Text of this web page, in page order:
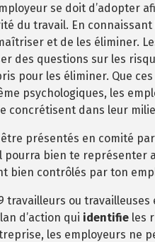
se doit d’adopter
du travail. En
et de les éliminer.
des questions sur les
pour les éliminer. Que
psychologiques, les
concrétisent dans leur
présentés en comité
bien te représenter
bien contrôlés par ton
travailleurs ou travailleuses
d’action qui identifie les
les employeurs ne